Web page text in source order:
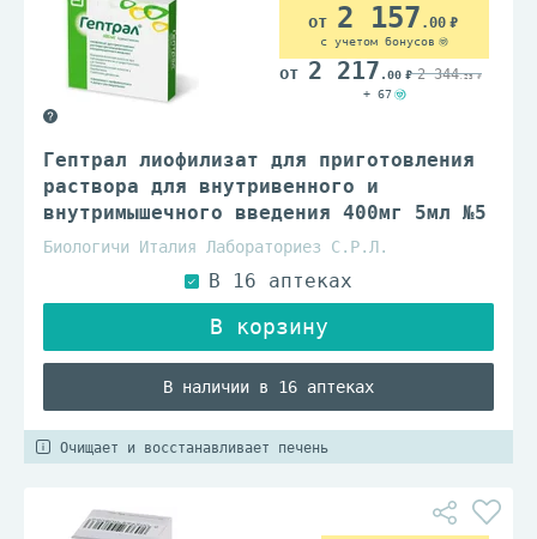
Гептрал лиофилизат для приготовления
раствора для внутривенного и
внутримышечного введения 400мг 5мл №5
Биологичи Италия Лабораториез С.Р.Л.
В наличии в 16 аптеках
2 157 .00
с учетом бонусов
2 217 .00 2 344.23
+ 67
Очищает и восстанавливает печень